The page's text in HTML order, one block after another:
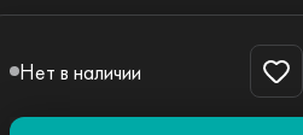
Нет в наличии